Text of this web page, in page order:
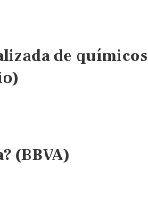
de químicos
(BBVA)